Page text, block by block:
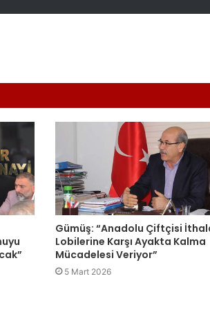
Gümüş: “Anadolu Çiftçisi
Lobilerine Karşı Ayakta Kalma
Mücadelesi Veriyor”
5 Mart 2026